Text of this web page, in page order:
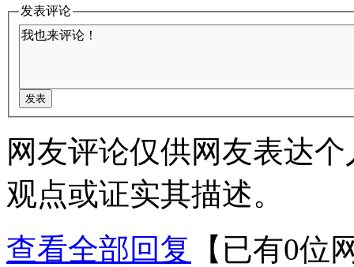
发表评论
网友评论仅供网友表达
观点或证实其描述。
查看全部回复
【已有0位